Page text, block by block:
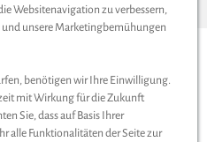
unseren Kunden
Websitenavigation zu verbessern,
unsere Marketingbemühungen
benötigen wir Ihre Einwilligung.
mit Wirkung für die Zukunft
Sie, dass auf Basis Ihrer
alle Funktionalitäten der Seite zur